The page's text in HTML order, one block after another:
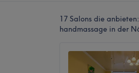
17 Salons die anbieten:
handmassage in der